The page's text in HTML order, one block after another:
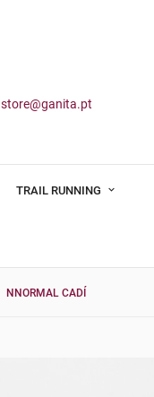
store@ganita.pt
TRAIL RUNNING
NNORMAL CADÍ